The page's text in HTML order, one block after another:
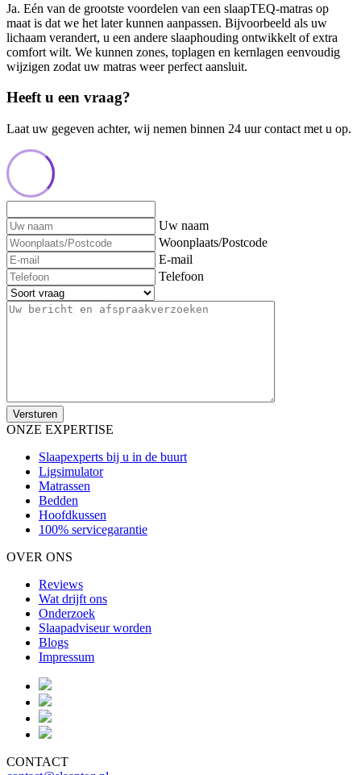
Ja. Eén van de grootste voordelen van een slaapTEQ-matras op
maat is dat we het later kunnen aanpassen. Bijvoorbeeld als uw
lichaam verandert, u een andere slaaphouding ontwikkelt of extra
comfort wilt. We kunnen zones, toplagen en kernlagen eenvoudig
wijzigen zodat uw matras weer perfect aansluit.
Heeft u een vraag?
Laat uw gegeven achter, wij nemen binnen 24 uur contact met u op.
Uw naam
Woonplaats/Postcode
E-mail
Telefoon
ONZE EXPERTISE
Slaapexperts bij u in de buurt
Ligsimulator
Matrassen
Bedden
Hoofdkussen
100% servicegarantie
OVER ONS
Reviews
Wat drijft ons
Onderzoek
Slaapadviseur worden
Blogs
Impressum
CONTACT